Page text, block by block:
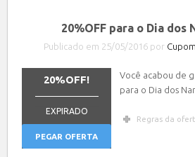
20%OFF para o Dia dos
Publicado em 25/05/2016 por
20%OFF!
EXPIRADO
PEGAR OFERTA
Você acabou de
para o Dia dos
Regras da